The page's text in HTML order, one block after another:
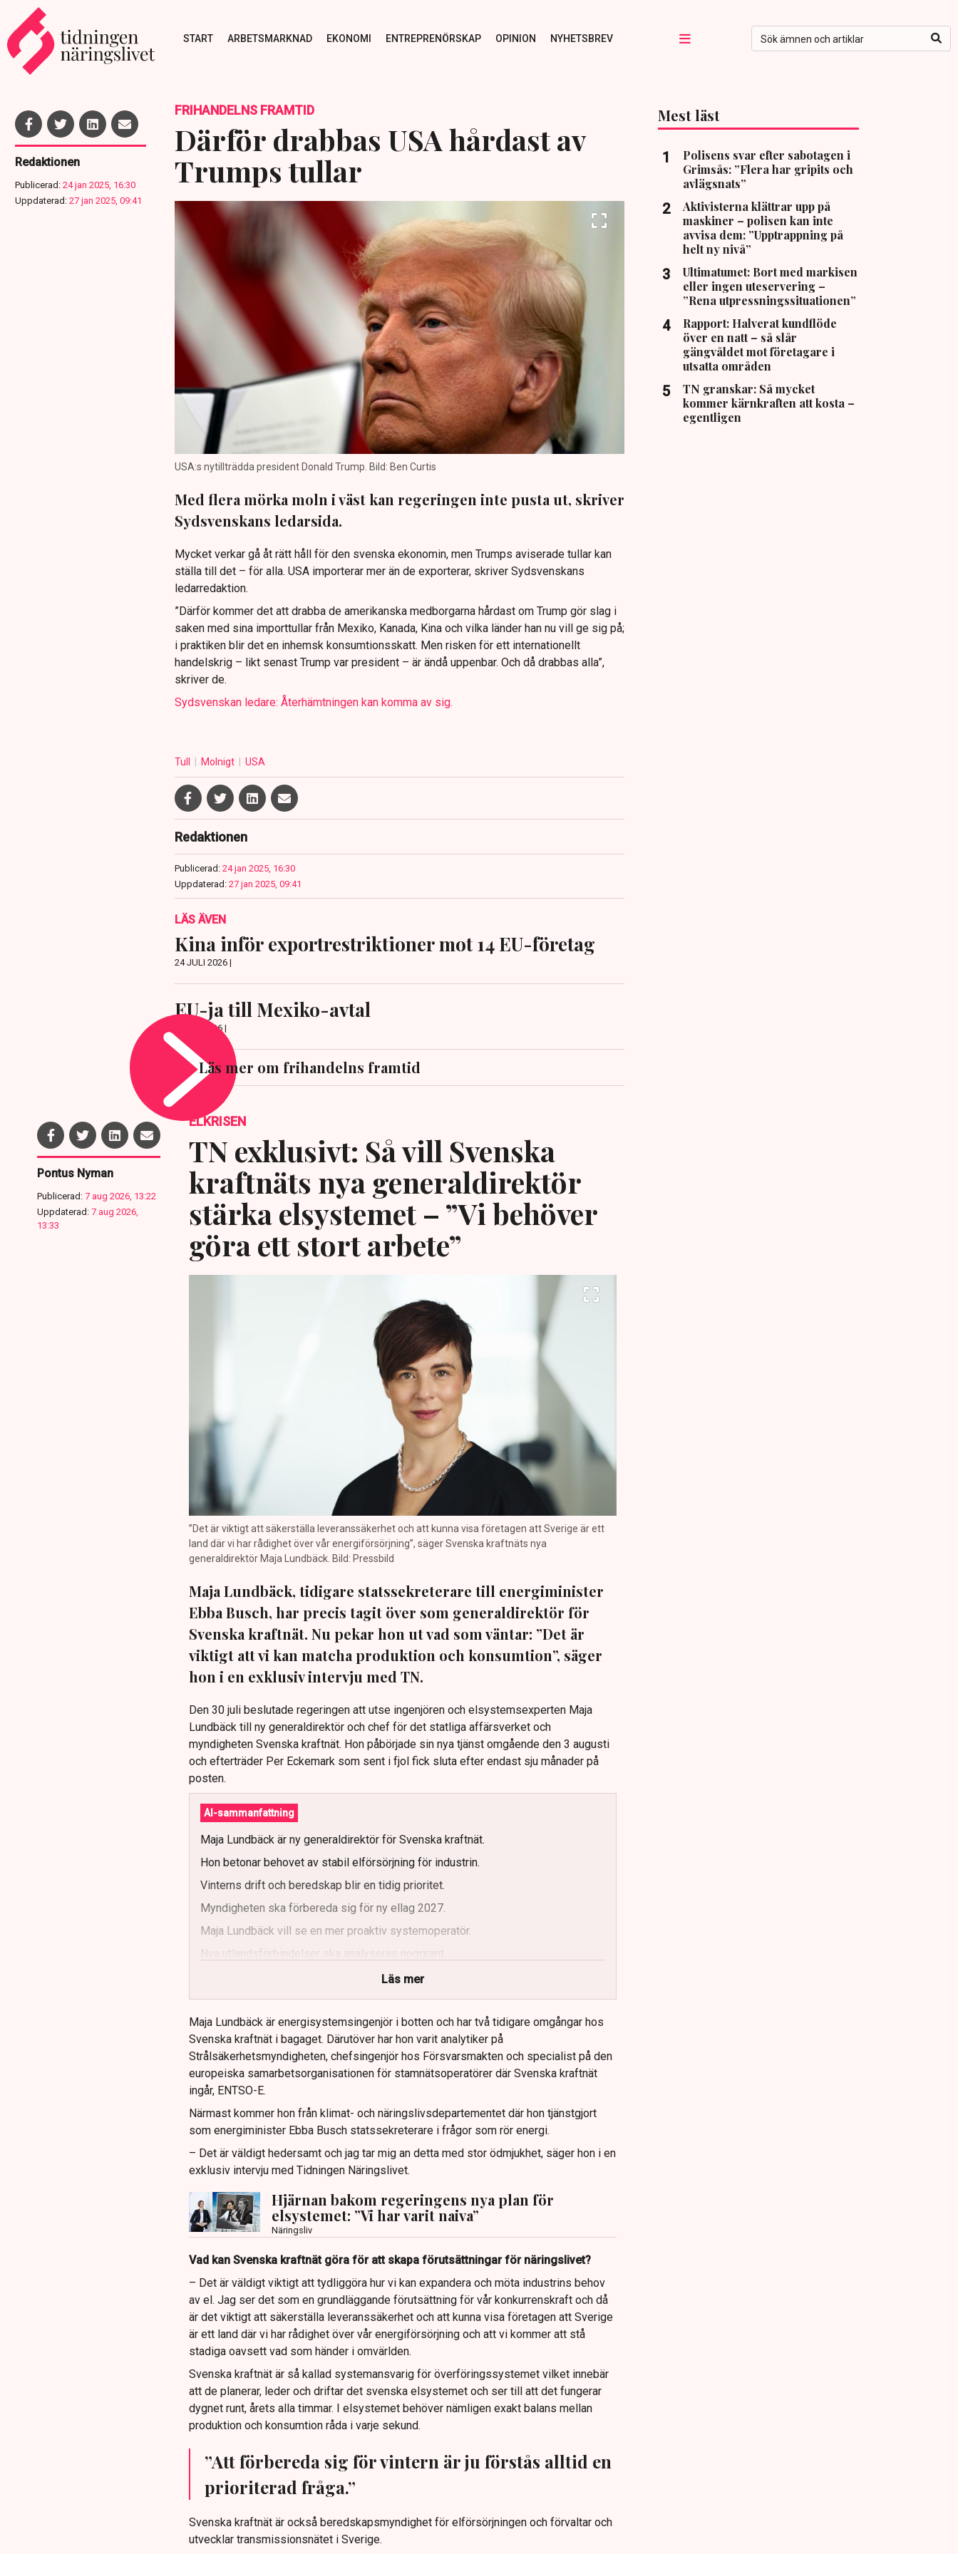
START ARBETSMARKNAD EKONOMI ENTREPRENÖRSKAP OPINION NYHETSBREV
Redaktionen
Publicerad: 24 jan 2025, 16:30
Uppdaterad: 27 jan 2025, 09:41
FRIHANDELNS FRAMTID
Därför drabbas USA hårdast av
Trumps tullar
USA:s nytillträdda president Donald Trump. Bild: Ben Curtis
Med flera mörka moln i väst kan regeringen inte pusta ut, skriver
Sydsvenskans ledarsida.
Mycket verkar gå åt rätt håll för den svenska ekonomin, men Trumps aviserade tullar kan
ställa till det – för alla. USA importerar mer än de exporterar, skriver Sydsvenskans
ledarredaktion.
”Därför kommer det att drabba de amerikanska medborgarna hårdast om Trump gör slag i
saken med sina importtullar från Mexiko, Kanada, Kina och vilka länder han nu vill ge sig på;
i praktiken blir det en inhemsk konsumtionsskatt. Men risken för ett internationellt
handelskrig – likt senast Trump var president – är ändå uppenbar. Och då drabbas alla”,
skriver de.
Sydsvenskan ledare: Återhämtningen kan komma av sig.
Tull Molnigt USA
Redaktionen
Publicerad: 24 jan 2025, 16:30
Uppdaterad: 27 jan 2025, 09:41
LÄS ÄVEN
Kina inför exportrestriktioner mot 14 EU-företag
24 JULI 2026 |
EU-ja till Mexiko-avtal
8 JULI 2026 |
Läs mer om frihandelns framtid
Mest läst
Polisens svar efter sabotagen i
Grimsås: ”Flera har gripits och
avlägsnats”
Aktivisterna klättrar upp på
maskiner – polisen kan inte
avvisa dem: ”Upptrappning på
helt ny nivå”
Ultimatumet: Bort med markisen
eller ingen uteservering –
”Rena utpressningssituationen”
Rapport: Halverat kundflöde
över en natt – så slår
gängvåldet mot företagare i
utsatta områden
TN granskar: Så mycket
kommer kärnkraften att kosta –
egentligen
Pontus Nyman
Publicerad: 7 aug 2026, 13:22
Uppdaterad: 7 aug 2026,
13:33
ELKRISEN
TN exklusivt: Så vill Svenska
kraftnäts nya generaldirektör
stärka elsystemet – ”Vi behöver
göra ett stort arbete”
”Det är viktigt att säkerställa leveranssäkerhet och att kunna visa företagen att Sverige är ett
land där vi har rådighet över vår energiförsörjning”, säger Svenska kraftnäts nya
generaldirektör Maja Lundbäck. Bild: Pressbild
Maja Lundbäck, tidigare statssekreterare till energiminister
Ebba Busch, har precis tagit över som generaldirektör för
Svenska kraftnät. Nu pekar hon ut vad som väntar: ”Det är
viktigt att vi kan matcha produktion och konsumtion”, säger
hon i en exklusiv intervju med TN.
Den 30 juli beslutade regeringen att utse ingenjören och elsystemsexperten Maja
Lundbäck till ny generaldirektör och chef för det statliga affärsverket och
myndigheten Svenska kraftnät. Hon påbörjade sin nya tjänst omgående den 3 augusti
och efterträder Per Eckemark som sent i fjol fick sluta efter endast sju månader på
posten.
AI-sammanfattning
Maja Lundbäck är ny generaldirektör för Svenska kraftnät.
Hon betonar behovet av stabil elförsörjning för industrin.
Vinterns drift och beredskap blir en tidig prioritet.
Myndigheten ska förbereda sig för ny ellag 2027.
Maja Lundbäck vill se en mer proaktiv systemoperatör.
Nya utlandsförbindelser ska analyseras noggrant.
Läs mer
Maja Lundbäck är energisystemsingenjör i botten och har två tidigare omgångar hos
Svenska kraftnät i bagaget. Därutöver har hon varit analytiker på
Strålsäkerhetsmyndigheten, chefsingenjör hos Försvarsmakten och specialist på den
europeiska samarbetsorganisationen för stamnätsoperatörer där Svenska kraftnät
ingår, ENTSO-E.
Närmast kommer hon från klimat- och näringslivsdepartementet där hon tjänstgjort
som energiminister Ebba Busch statssekreterare i frågor som rör energi.
– Det är väldigt hedersamt och jag tar mig an detta med stor ödmjukhet, säger hon i en
exklusiv intervju med Tidningen Näringslivet.
Hjärnan bakom regeringens nya plan för
elsystemet: ”Vi har varit naiva”
Näringsliv
Vad kan Svenska kraftnät göra för att skapa förutsättningar för näringslivet?
– Det är väldigt viktigt att tydliggöra hur vi kan expandera och möta industrins behov
av el. Jag ser det som en grundläggande förutsättning för vår konkurrenskraft och då
är det viktigt att säkerställa leveranssäkerhet och att kunna visa företagen att Sverige
är ett land där vi har rådighet över vår energiförsörjning och att vi kommer att stå
stadiga oavsett vad som händer i omvärlden.
Svenska kraftnät är så kallad systemansvarig för överföringssystemet vilket innebär
att de planerar, leder och driftar det svenska elsystemet och ser till att det fungerar
dygnet runt, årets alla timmar. I elsystemet behöver nämligen exakt balans mellan
produktion och konsumtion råda i varje sekund.
”Att förbereda sig för vintern är ju förstås alltid en
prioriterad fråga.”
Svenska kraftnät är också beredskapsmyndighet för elförsörjningen och förvaltar och
utvecklar transmissionsnätet i Sverige.